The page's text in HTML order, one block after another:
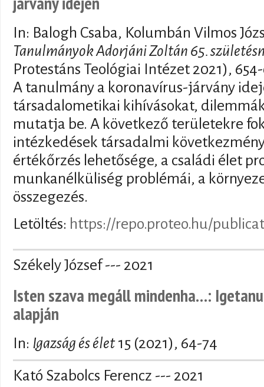
In: Balogh Csaba, Kolumbán Vilmos
Tanulmányok Adorjáni Zoltán 65.
Protestáns Teológiai Intézet 2021),
A tanulmány a koronavírus-járvány
társadalometikai kihívásokat,
mutatja be. A következő területekre
intézkedések társadalmi
értékőrzés lehetősége, a családi élet
munkanélküliség problémái, a
összegezés.
Letöltés: https://repo.proteo.hu/
Székely József --- 2021
Isten szava megáll mindenha…:
alapján
In: Igazság és élet15 (2021), 64-74
Kató Szabolcs Ferencz --- 2021